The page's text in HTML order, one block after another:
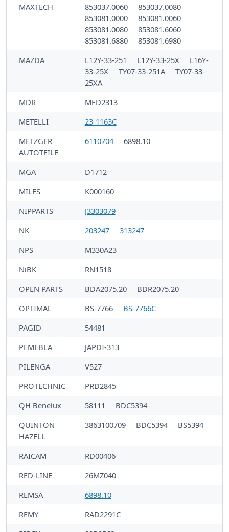
MAXTECH
853037.0060
853037.0080
853081.0000
853081.0060
853081.0080
853081.6060
853081.6880
853081.6980
MAZDA
L12Y-33-251 L12Y-33-25X
L16Y-
33-25X
TY07-33-251A
TY07-33-
25XA
MDR
MFD2313
METELLI
23-1163C
METZGER
AUTOTEILE
6110704 6898.10
MGA
D1712
MILES
K000160
NIPPARTS
J3303079
NK
203247
313247
NPS
M330A23
NiBK
RN1518
OPEN PARTS
BDA2075.20
BDR2075.20
OPTIMAL
BS-7766
BS-7766C
PAGID
54481
PEMEBLA
JAPDI-313
PILENGA
V527
PROTECHNIC
PRD2845
QH Benelux
58111
BDC5394
QUINTON
HAZELL
3863100709 BDC5394 BS5394
RAICAM
RD00406
RED-LINE
26MZ040
REMSA
6898.10
REMY
RAD2291C